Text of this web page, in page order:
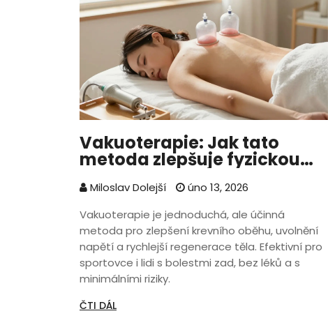
Vakuoterapie: Jak tato
metoda zlepšuje fyzickou
kondici a obnovuje tělo
Miloslav Dolejší
úno 13, 2026
Vakuoterapie je jednoduchá, ale účinná
metoda pro zlepšení krevního oběhu, uvolnění
napětí a rychlejší regenerace těla. Efektivní pro
sportovce i lidi s bolestmi zad, bez léků a s
minimálními riziky.
ČTI DÁL